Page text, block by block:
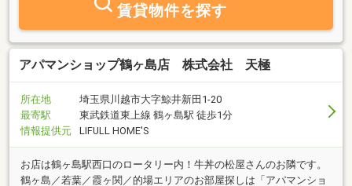
賃貸物件を探す
アパマンショップ鶴ヶ島店 株式会社 天極
所在地
埼玉県川越市大字鯨井新田1-20
最寄駅
東武鉄道東上線 鶴ヶ島駅 徒歩1分
情報提供元
LIFULL HOME'S
お店は鶴ヶ島駅西口のロータリー内！牛丼の松屋さんのお隣です。
鶴ヶ島／若葉／霞ヶ関／的場エリアのお部屋探しは「アパマンショ